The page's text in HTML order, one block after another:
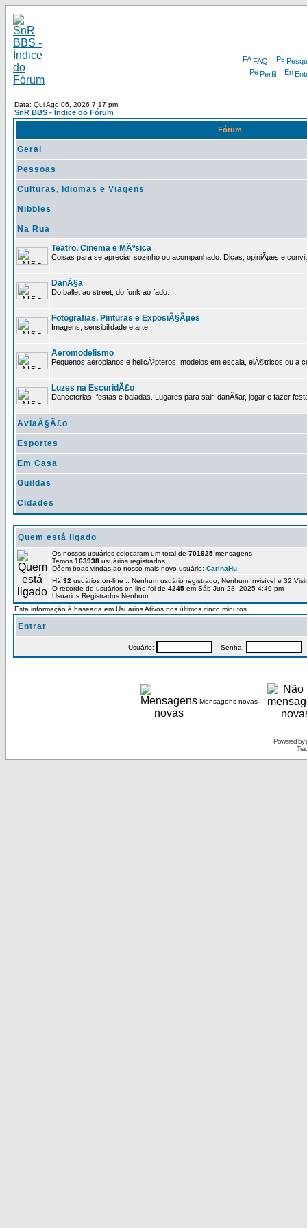
FAQ
Perfil
Data: Qui Ago 06, 2026 7:17 pm
SnR BBS - Índice do Fórum
Fórum
Geral
Pessoas
Culturas, Idiomas e Viagens
Nibbles
Na Rua
Teatro, Cinema e MÃºsica
Coisas para se apreciar sozinho ou acompanhado. Dicas, opiniÃµes e
DanÃ§a
Do ballet ao street, do funk ao fado.
Fotografias, Pinturas e ExposiÃ§Ãµes
Imagens, sensibilidade e arte.
Aeromodelismo
Pequenos aeroplanos e helicÃ³pteros, modelos em escala, elÃ©tricos ou a
Luzes na EscuridÃ£o
Danceterias, festas e baladas. Lugares para sair, danÃ§ar, jogar e fazer
AviaÃ§Ã£o
Esportes
Em Casa
Guildas
Cidades
Quem está ligado
Os nossos usuários colocaram um total de 701925 mensagens
Temos 163938 usuários registrados
Dêem boas vindas ao nosso mais novo usuário: CarinaHu
Há 32 usuários on-line :: Nenhum usuário registrado, Nenhum Invisível e 32
O recorde de usuários on-line foi de 4245 em Sáb Jun 28, 2025 4:40 pm
Usuários Registrados Nenhum
Esta informação é baseada em Usuários Ativos nos últimos cinco minutos
Entrar
Usuário: Senha:
Mensagens novas
Powered by